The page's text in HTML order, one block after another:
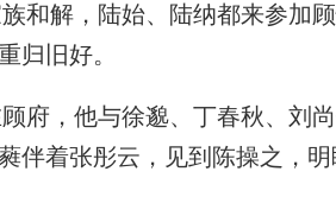
和解，陆始、陆纳都来参加
归旧好。
府，他与徐邈、丁春秋、刘
伴着张彤云，见到陈操之，明